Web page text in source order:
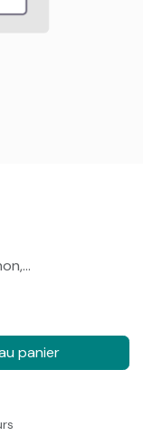
panier